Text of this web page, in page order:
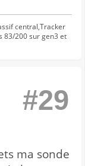
central,Tracker
83/200 sur gen3 et
#29
ma sonde